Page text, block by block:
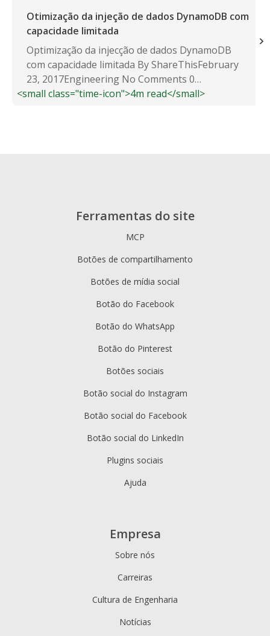
Otimização da injeção de dados DynamoDB com
capacidade limitada
Optimização da injecção de dados DynamoDB
com capacidade limitada By ShareThisFebruary
23, 2017Engineering No Comments 0
Recentemente...
<small class="time-icon">4m read</small>
Ferramentas do site
MCP
Botões de compartilhamento
Botões de mídia social
Botão do Facebook
Botão do WhatsApp
Botão do Pinterest
Botões sociais
Botão social do Instagram
Botão social do Facebook
Botão social do LinkedIn
Plugins sociais
Ajuda
Empresa
Sobre nós
Carreiras
Cultura de Engenharia
Notícias